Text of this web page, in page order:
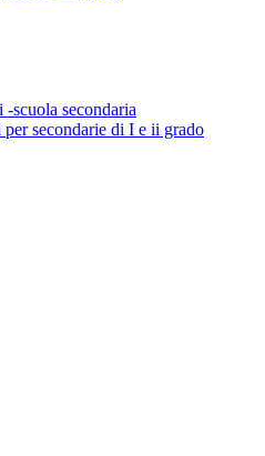
scuola secondaria
secondarie di I e ii grado